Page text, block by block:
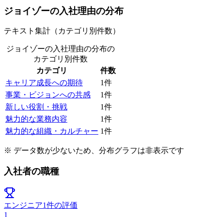
ジョイゾーの入社理由の分布
テキスト集計（カテゴリ別件数）
ジョイゾーの入社理由の分布の
カテゴリ別件数
カテゴリ
件数
キャリア成長への期待
1件
事業・ビジョンへの共感
1件
新しい役割・挑戦
1件
魅力的な業務内容
1件
魅力的な組織・カルチャー 1件
※ データ数が少ないため、分布グラフは非表示です
入社者の職種
エンジニア1件の評価
1